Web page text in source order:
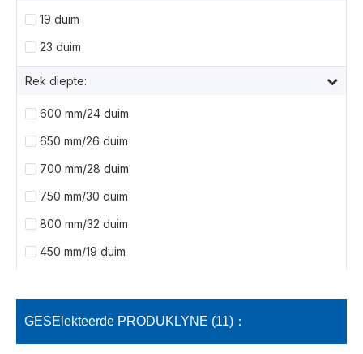
19 duim
23 duim
Rek diepte:
600 mm/24 duim
650 mm/26 duim
700 mm/28 duim
750 mm/30 duim
800 mm/32 duim
450 mm/19 duim
GESElekteerde PRODUKLYNE (11)：